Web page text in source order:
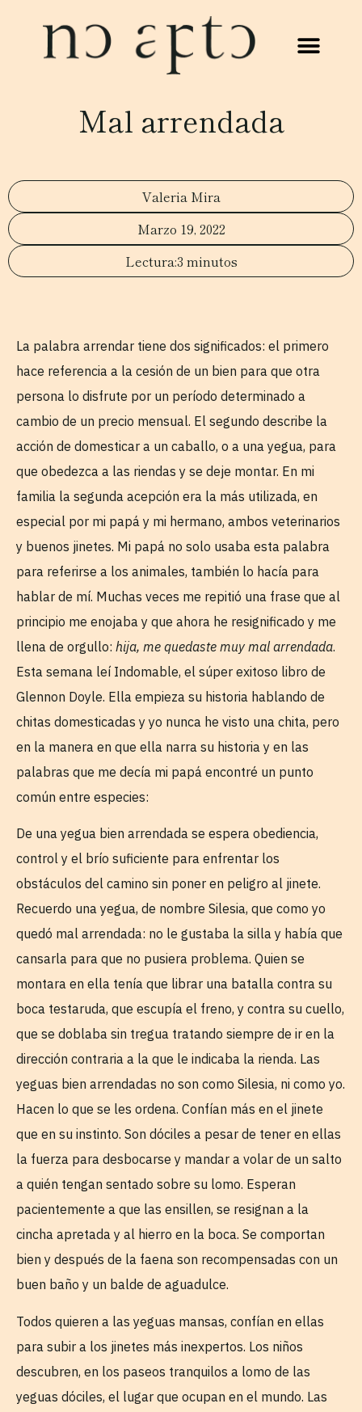
Mal arrendada
Valeria Mira
Marzo 19, 2022
3 minutos
La palabra arrendar tiene dos significados: el primero
hace referencia a la cesión de un bien para que otra
persona lo disfrute por un período determinado a
cambio de un precio mensual. El segundo describe la
acción de domesticar a un caballo, o a una yegua, para
que obedezca a las riendas y se deje montar. En mi
familia la segunda acepción era la más utilizada, en
especial por mi papá y mi hermano, ambos veterinarios
y buenos jinetes. Mi papá no solo usaba esta palabra
para referirse a los animales, también lo hacía para
hablar de mí. Muchas veces me repitió una frase que al
principio me enojaba y que ahora he resignificado y me
llena de orgullo: hija, me quedaste muy mal arrendada.
Esta semana leí Indomable, el súper exitoso libro de
Glennon Doyle. Ella empieza su historia hablando de
chitas domesticadas y yo nunca he visto una chita, pero
en la manera en que ella narra su historia y en las
palabras que me decía mi papá encontré un punto
común entre especies:
De una yegua bien arrendada se espera obediencia,
control y el brío suficiente para enfrentar los
obstáculos del camino sin poner en peligro al jinete.
Recuerdo una yegua, de nombre Silesia, que como yo
quedó mal arrendada: no le gustaba la silla y había que
cansarla para que no pusiera problema. Quien se
montara en ella tenía que librar una batalla contra su
boca testaruda, que escupía el freno, y contra su cuello,
que se doblaba sin tregua tratando siempre de ir en la
dirección contraria a la que le indicaba la rienda. Las
yeguas bien arrendadas no son como Silesia, ni como yo.
Hacen lo que se les ordena. Confían más en el jinete
que en su instinto. Son dóciles a pesar de tener en ellas
la fuerza para desbocarse y mandar a volar de un salto
a quién tengan sentado sobre su lomo. Esperan
pacientemente a que las ensillen, se resignan a la
cincha apretada y al hierro en la boca. Se comportan
bien y después de la faena son recompensadas con un
buen baño y un balde de aguadulce.
Todos quieren a las yeguas mansas, confían en ellas
para subir a los jinetes más inexpertos. Los niños
descubren, en los paseos tranquilos a lomo de las
yeguas dóciles, el lugar que ocupan en el mundo. Las